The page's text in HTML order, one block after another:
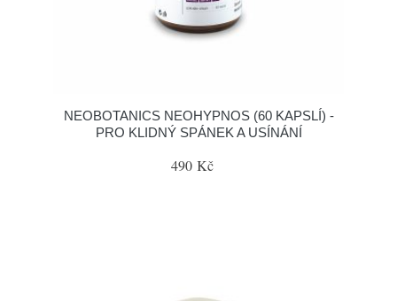
NEOBOTANICS NEOHYPNOS (60 KAPSLÍ) -
PRO KLIDNÝ SPÁNEK A USÍNÁNÍ
490 Kč